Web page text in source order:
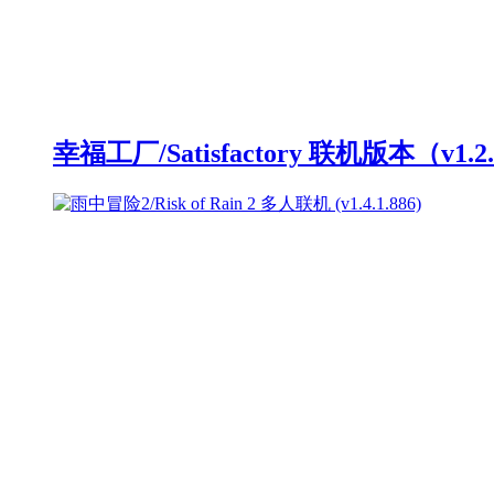
幸福工厂/Satisfactory 联机版本（